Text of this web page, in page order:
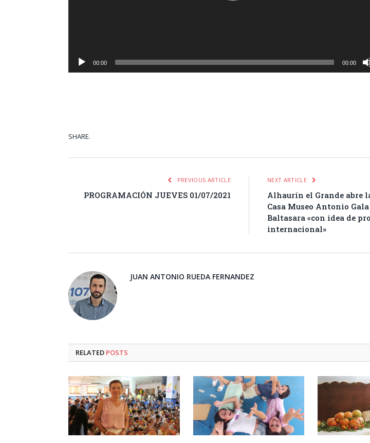
00:00 00:00
SHARE.
PREVIOUS ARTICLE
PROGRAMACIÓN JUEVES 01/07/2021
NEXT ARTICLE
Alhaurín el Grande abre
Casa Museo Antonio
Baltasara «con idea de
internacional»
JUAN ANTONIO RUEDA FERNANDEZ
RELATED POSTS